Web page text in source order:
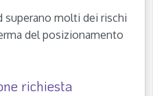
molti dei rischi
del posizionamento
richiesta